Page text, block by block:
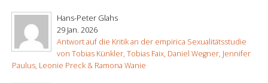
Hans-Peter Glahs
29 Jan. 2026
Antwort auf die Kritik an der empirica Sexualitätsstudie
von Tobias Künkler, Tobias Faix, Daniel Wegner, Jennifer
Paulus, Leonie Preck & Ramona Wanie